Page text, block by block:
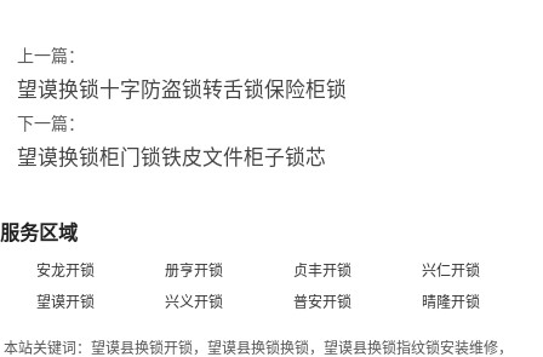
上一篇：
望谟换锁十字防盗锁转舌锁保险柜锁
下一篇：
望谟换锁柜门锁铁皮文件柜子锁芯
服务区域
安龙开锁 册亨开锁 贞丰开锁
兴仁开锁
望谟开锁
兴义开锁 普安开锁 晴隆开锁
本站关键词： 望谟县换锁开锁 ， 望谟县换锁换锁 ， 望谟县换锁指纹锁安装维修，